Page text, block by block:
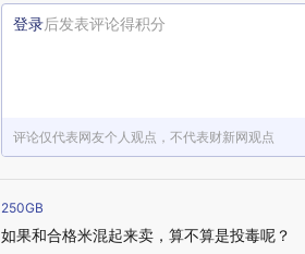
登录后发表评论得积分
评论仅代表网友个人观点，不代表财新网观点
250GB
如果和合格米混起来卖，算不算是投毒呢？